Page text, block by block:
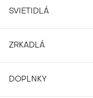
SVIETIDLÁ
ZRKADLÁ
DOPLNKY